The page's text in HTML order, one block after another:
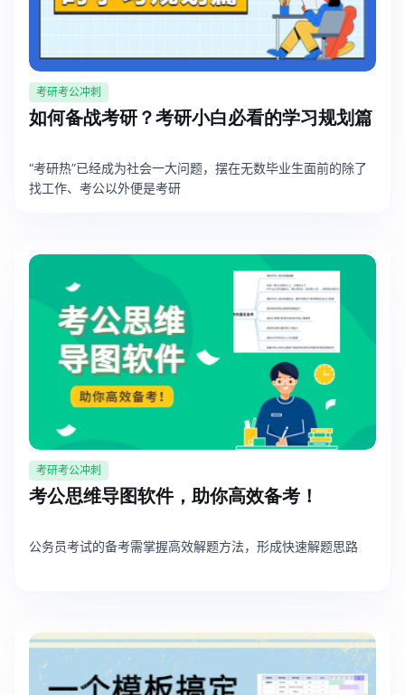
考研考公冲刺
如何备战考研？考研小白必看的学习规划篇
“考研热”已经成为社会一大问题，摆在无数毕业生面前的除了
找工作、考公以外便是考研
考研考公冲刺
考公思维导图软件，助你高效备考！
公务员考试的备考需掌握高效解题方法，形成快速解题思路